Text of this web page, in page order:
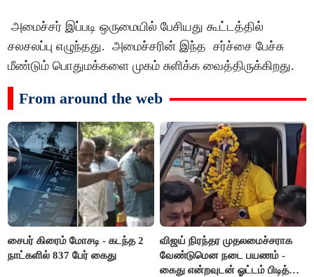
அமைச்சர் இப்படி ஒருமையில் பேசியது கூட்டத்தில்
சலசலப்பு எழுந்தது. அமைச்சரின் இந்த சர்ச்சை பேச்சு
மீண்டும் பொதுமக்களை முகம் சுளிக்க வைத்திருக்கிறது.
From around the web
சைபர் கிரைம் மோசடி - கடந்த 2
நாட்களில் 837 பேர் கைது
விஜய் நிரந்தர முதலமைச்சராக
வேண்டுமென நடை பயணம் -
கைது என்றவுடன் ஓட்டம் பிடித்த